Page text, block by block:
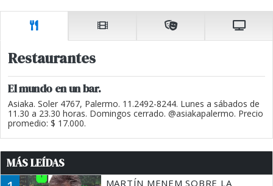
Restaurantes
El mundo en un bar.
Asiaka. Soler 4767, Palermo. 11.2492-8244. Lunes a sábados de
11.30 a 23.30 horas. Domingos cerrado. @asiakapalermo. Precio
promedio: $ 17.000.
MÁS LEÍDAS
MARTÍN MENEM SOBRE LA